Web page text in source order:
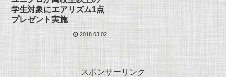
学生対象にエアリズム1点
プレゼント実施
2018.03.02
スポンサーリンク